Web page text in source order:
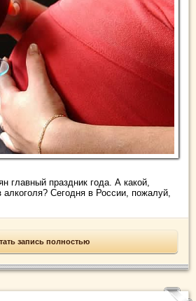
главный праздник года. А какой,
Сегодня в России, пожалуй,
запись полностью